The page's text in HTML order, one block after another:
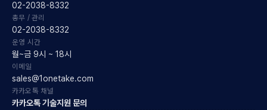
02-2038-8332
총무 / 관리
02-2038-8332
운영 시간
월~금 9시 ~ 18시
이메일
sales@1onetake.com
카카오톡 채널
카카오톡 기술지원 문의